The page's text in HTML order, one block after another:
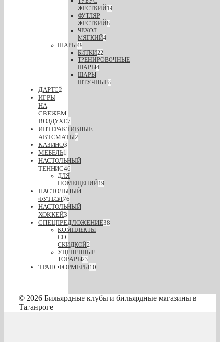
ЖЕСТКИЙ19
ФУТЛЯР
ЖЕСТКИЙ8
ЧЕХОЛ
МЯГКИЙ4
ШАРЫ49
БИТКИ22
ТРЕНИРОВОЧНЫЕ
ШАРЫ4
ШАРЫ
ШТУЧНЫЕ8
ДАРТС2
ИГРЫ
НА
СВЕЖЕМ
ВОЗДУХЕ7
ИНТЕРАКТИВНЫЕ
АВТОМАТЫ2
КАЗИНО3
МЕБЕЛЬ1
НАСТОЛЬНЫЙ
ТЕННИС46
ДЛЯ
ПОМЕЩЕНИЙ19
НАСТОЛЬНЫЙ
ФУТБОЛ76
НАСТОЛЬНЫЙ
ХОККЕЙ3
СПЕЦПРЕДЛОЖЕНИЕ38
КОМПЛЕКТЫ
СО
СКИДКОЙ2
УЦЕНЕННЫЕ
ТОВАРЫ23
ТРАНСФОРМЕРЫ10
© 2026 Бильярдные клубы и бильярдные магазины в
Таганроге